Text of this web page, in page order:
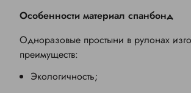
Особенности материал спанбонд
Одноразовые простыни в рулонах
преимуществ:
Экологичность;